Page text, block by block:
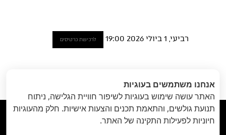
רביעי, 1 ביולי 2026 19:00 לרכישת כרטיסים
הקודם : ציפור
טרפה ומה שנותר //
27 ביוני

אנחנו משתמשים בעוגיות
האתר עושה שימוש בעוגיות לשיפור חוויית הגלישה, ניתוח
תנועת גולשים, והתאמת תכנים והצעות אישיות. חלק מהעוגיות
חיוניות לפעילות התקינה של האתר.